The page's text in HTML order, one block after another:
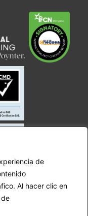
de
Al hacer clic en